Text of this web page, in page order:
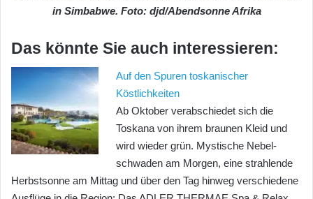
in Simbabwe. Foto: djd/Abendsonne Afrika
Das könnte Sie auch interessieren:
Auf den Spuren toskanischer
Köstlichkeiten
Ab Oktober verabschiedet sich die
Toskana von ihrem braunen Kleid und
wird wieder grün. Mystische Nebel-
schwaden am Morgen, eine strahlende
Herbstsonne am Mittag und über den Tag hinweg verschiedene